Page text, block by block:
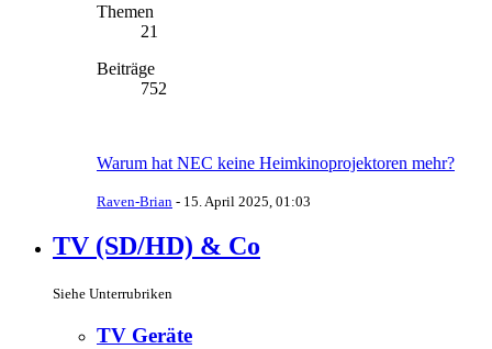
Themen
21
Beiträge
752
Warum hat NEC keine Heimkinoprojektoren mehr?
Raven-Brian - 15. April 2025, 01:03
TV (SD/HD) & Co
Siehe Unterrubriken
TV Geräte